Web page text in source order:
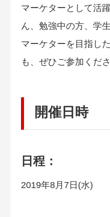
マーケターとして活
ん、勉強中の方、学
マーケターを目指し
も、ぜひご参加くださ
開催日時
日程：
2019年8月7日(水)